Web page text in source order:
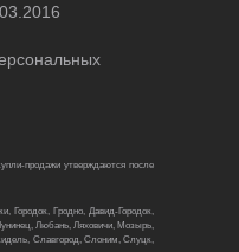
продажи утверждаются после
Городок, Гродно, Давид-Городок,
Любань, Ляховичи, Мозырь,
Славгород, Слоним, Слуцк,